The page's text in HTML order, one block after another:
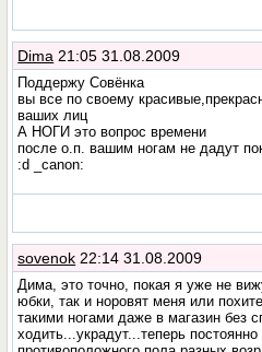
Dima 21:05 31.08.2009
Поддержу Совёнка
вы все по своему
ваших лиц
А НОГИ это вопрос времени
после о.п. вашим ногам не дадут
:d _canon:
sovenok 22:14 31.08.2009
Дима, это точно, покая я уже не
юбки, так и норовят меня или
такими ногами даже в магазин без
ходить...украдут...теперь